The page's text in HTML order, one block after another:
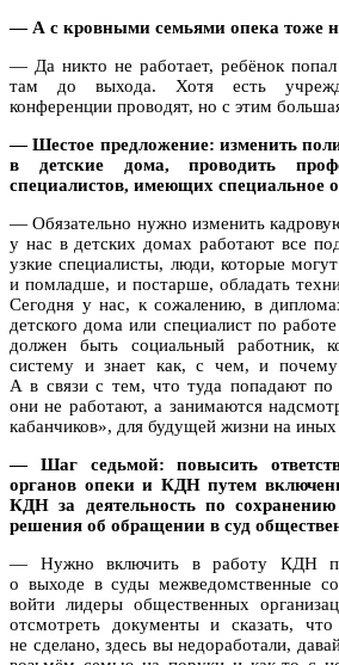
— А с кровными семьями опека тоже
— Да никто не работает, ребёнок
там до выхода. Хотя есть
конференции проводят, но с этим
— Шестое предложение: изменить
в детские дома, проводить
специалистов, имеющих специальное
— Обязательно нужно изменить
у нас в детских домах работают все
узкие специалисты, люди, которые
и помладше, и постарше, обладать
Сегодня у нас, к сожалению, в
детского дома или специалист по
должен быть социальный работник,
систему и знает как, с чем, и почему
А в связи с тем, что туда попадают по
они не работают, а занимаются
кабанчиков», для будущей жизни на
— Шаг седьмой: повысить
органов опеки и КДН путем
КДНза деятельность по
решения об обращении в суд
— Нужно включить в работу КДН
о выходе в суды межведомственные
войти лидеры общественных
отсмотреть документы и сказать, что
не сделано, здесь вы недоработали,